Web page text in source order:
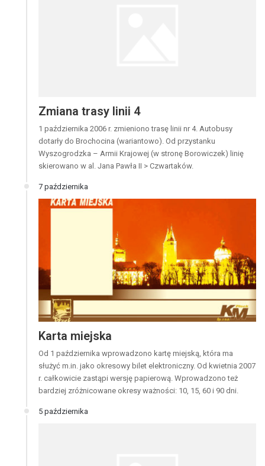
Zmiana trasy linii 4
1 października 2006 r. zmieniono trasę linii nr 4. Autobusy
dotarły do Brochocina (wariantowo). Od przystanku
Wyszogrodzka – Armii Krajowej (w stronę Borowiczek) linię
skierowano w al. Jana Pawła II > Czwartaków.
7 października
Karta miejska
Od 1 października wprowadzono kartę miejską, która ma
służyć m.in. jako okresowy bilet elektroniczny. Od kwietnia 2007
r. całkowicie zastąpi wersję papierową. Wprowadzono też
bardziej zróżnicowane okresy ważności: 10, 15, 60 i 90 dni.
5 października